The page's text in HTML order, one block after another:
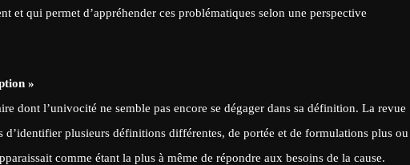
et qui permet d’appréhender ces problématiques selon une perspective
»
dont l’univocité ne semble pas encore se dégager dans sa définition. La revue
d’identifier plusieurs définitions différentes, de portée et de formulations plus ou
comme étant la plus à même de répondre aux besoins de la cause.